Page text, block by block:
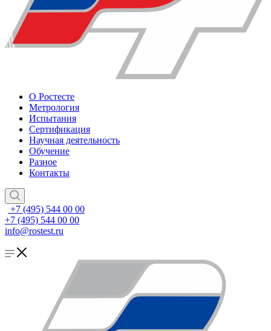
О Ростесте
Метрология
Испытания
Сертификация
Научная деятельность
Обучение
Разное
Контакты
+7 (495) 544 00 00
+7 (495) 544 00 00
info@rostest.ru